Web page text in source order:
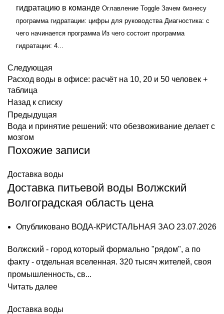
гидратацию в команде Оглавление Toggle Зачем бизнесу
программа гидратации: цифры для руководства Диагностика: с
чего начинается программа Из чего состоит программа
гидратации: 4...
Следующая
Расход воды в офисе: расчёт на 10, 20 и 50 человек +
таблица
Назад к списку
Предыдущая
Вода и принятие решений: что обезвоживание делает с
мозгом
Похожие записи
Доставка воды
Доставка питьевой воды Волжский
Волгоградская область цена
Опубликовано ВОДА-КРИСТАЛЬНАЯ ЗАО 23.07.2026
Волжский - город который формально "рядом", а по
факту - отдельная вселенная. 320 тысяч жителей, своя
промышленность, св...
Читать далее
Доставка воды